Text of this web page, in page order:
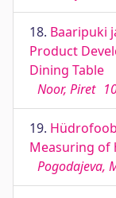
18. Baaripuki
Product
Dining Table
Noor, Piret
19.
Measuring of
Pogodajeva,